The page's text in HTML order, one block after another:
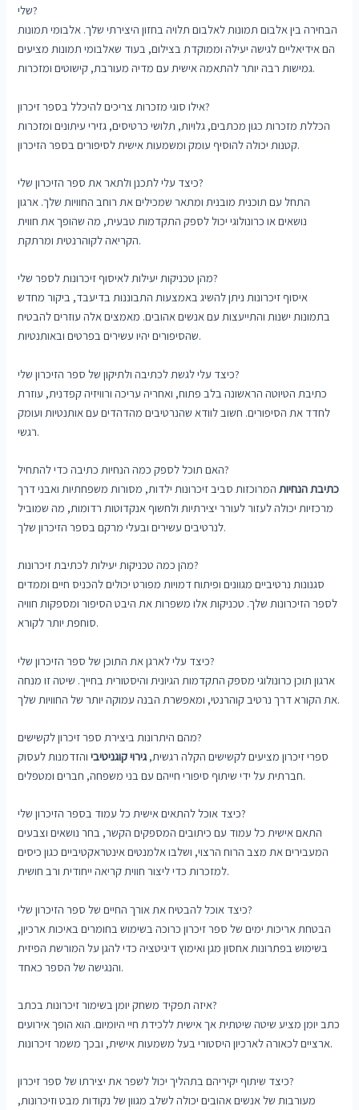
שלי?
הבחירה בין אלבום תמונות לאלבום תלויה בחזון היצירתי שלך. אלבומי תמונות
הם אידיאליים לגישה יעילה וממוקדת בצילום, בעוד שאלבומי תמונות מציעים
גמישות רבה יותר להתאמה אישית עם מדיה מעורבת, קישוטים ומזכרות.
אילו סוגי מזכרות צריכים להיכלל בספר זיכרון?
הכללת מזכרות כגון מכתבים, גלויות, תלושי כרטיסים, גזירי עיתונים ומזכרות
קטנות יכולה להוסיף עומק ומשמעות אישית לסיפורים בספר הזיכרון.
כיצד עלי לתכנן ולתאר את ספר הזיכרון שלי?
התחל עם תוכנית מובנית ומתאר שמכילים את רוחב החוויות שלך. ארגון
נושאים או כרונולוגי יכול לספק התקדמות טבעית, מה שהופך את חווית
הקריאה לקוהרנטית ומרתקת.
מהן טכניקות יעילות לאיסוף זיכרונות לספר שלי?
איסוף זיכרונות ניתן להשיג באמצעות התבוננות בדיעבד, ביקור מחדש
בתמונות ישנות והתייעצות עם אנשים אהובים. מאמצים אלה עוזרים להבטיח
שהסיפורים יהיו עשירים בפרטים ובאותנטיות.
כיצד עלי לגשת לכתיבה ולתיקון של ספר הזיכרון שלי?
כתיבת הטיוטה הראשונה בלב פתוח, ואחריה עריכה ורוויזיה קפדנית, עוזרת
לחדד את הסיפורים. חשוב לוודא שהנרטיבים מהדהדים עם אותנטיות ועומק
רגשי.
האם תוכל לספק כמה הנחיות כתיבה כדי להתחיל?
כתיבת הנחיותהמרוכזות סביב זיכרונות ילדות, מסורות משפחתיות ואבני דרך
מרכזיות יכולה לעזור לעורר יצירתיות ולחשוף אנקדוטות רדומות, מה שמוביל
לנרטיבים עשירים ובעלי מרקם בספר הזיכרון שלך.
מהן כמה טכניקות יעילות לכתיבת זיכרונות?
סגנונות נרטיביים מגוונים ופיתוח דמויות מפורט יכולים להכניס חיים וממדים
לספר הזיכרונות שלך. טכניקות אלו משפרות את היבט הסיפור ומספקות חוויה
סוחפת יותר לקורא.
כיצד עלי לארגן את התוכן של ספר הזיכרון שלי?
ארגון תוכן כרונולוגי מספק התקדמות הגיונית והיסטורית בחייך. שיטה זו מנחה
את הקורא דרך נרטיב קוהרנטי, ומאפשרת הבנה עמוקה יותר של החוויות שלך.
מהם היתרונות ביצירת ספר זיכרון לקשישים?
ספרי זיכרון מציעים לקשישים הקלה רגשית, גירוי קוגניטיביוהזדמנות לעסוק
חברתית על ידי שיתוף סיפורי חייהם עם בני משפחה, חברים ומטפלים.
כיצד אוכל להתאים אישית כל עמוד בספר הזיכרון שלי?
התאם אישית כל עמוד עם כיתובים המספקים הקשר, בחר נושאים וצבעים
המעבירים את מצב הרוח הרצוי, ושלבו אלמנטים אינטראקטיביים כגון כיסים
למזכרות כדי ליצור חווית קריאה ייחודית ורב חושית.
כיצד אוכל להבטיח את אורך החיים של ספר הזיכרון שלי?
הבטחת אריכות ימים של ספר זיכרון כרוכה בשימוש בחומרים באיכות ארכיון,
בשימוש בפתרונות אחסון מגן ואימוץ דיגיטציה כדי להגן על המורשת הפיזית
והנגישה של הספר כאחד.
איזה תפקיד משחק יומן בשימור זיכרונות בכתב?
כתב יומן מציע שיטה שיטתית אך אישית ללכידת חיי היומיום. הוא הופך אירועים
ארציים לכאורה לארכיון היסטורי בעל משמעות אישית, ובכך משמר זיכרונות.
כיצד שיתוף יקיריהם בתהליך יכול לשפר את יצירתו של ספר זיכרון?
מעורבות של אנשים אהובים יכולה לשלב מגוון של נקודות מבט וזיכרונות,